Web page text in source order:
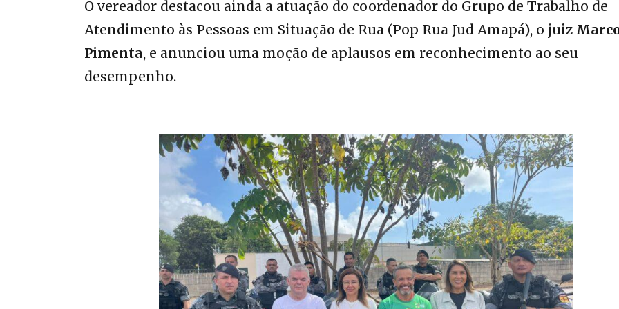
O vereador destacou ainda a atuação do coordenador do Grupo de Trabalho de
Atendimento às Pessoas em Situação de Rua (Pop Rua Jud Amapá), o juiz
Pimenta, e anunciou uma moção de aplausos em reconhecimento ao seu
desempenho.